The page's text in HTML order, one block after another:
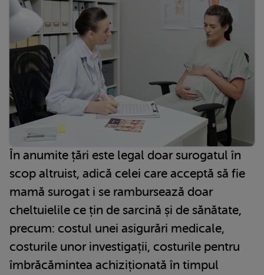
În anumite țări este legal doar surogatul în
scop altruist, adică celei care acceptă să fie
mamă surogat i se rambursează doar
cheltuielile ce țin de sarcină și de sănătate,
precum: costul unei asigurări medicale,
costurile unor investigații, costurile pentru
îmbrăcămintea achiziționată în timpul